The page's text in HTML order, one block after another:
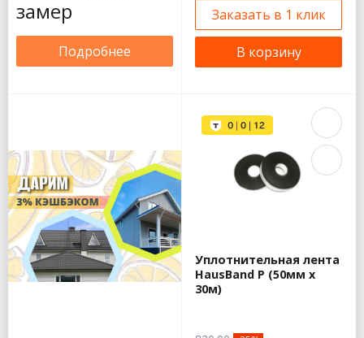
замер
Подробнее
Заказать в 1 клик
В корзину
Уплотнительная лента
HausBand P (50мм х
30м)